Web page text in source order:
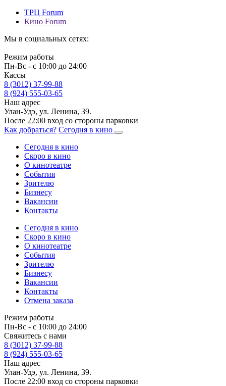
ТРЦ Forum
Кино Forum
Мы в социальных сетях:
Режим работы
Пн-Вс - с 10:00 до 24:00
Кассы
8 (3012) 37-99-88
8 (924) 555-03-65
Наш адрес
Улан-Удэ, ул. Ленина, 39.
После 22:00 вход со стороны парковки
Как добраться? Сегодня в кино
Сегодня в кино
Скоро в кино
О кинотеатре
События
Зрителю
Бизнесу
Вакансии
Контакты
Сегодня в кино
Скоро в кино
О кинотеатре
События
Зрителю
Бизнесу
Вакансии
Контакты
Отмена заказа
Режим работы
Пн-Вс - с 10:00 до 24:00
Свяжитесь с нами
8 (3012) 37-99-88
8 (924) 555-03-65
Наш адрес
Улан-Удэ, ул. Ленина, 39.
После 22:00 вход со стороны парковки